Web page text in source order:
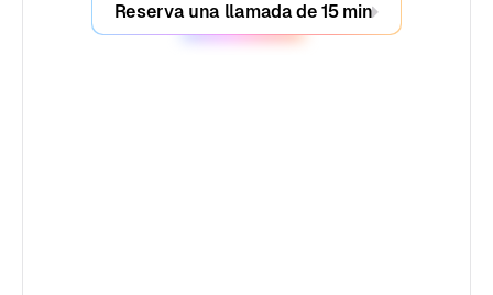
Reserva una llamada de 15 min